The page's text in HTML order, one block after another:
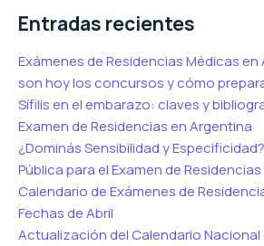
Entradas recientes
Exámenes de Residencias Médicas
son hoy los concursos y cómo
Sífilis en el embarazo: claves y
Examen de Residencias en Argentina
¿Dominás Sensibilidad y
Pública para el Examen de Residencias
Calendario de Exámenes de
Fechas de Abril
Actualización del Calendario Nacional